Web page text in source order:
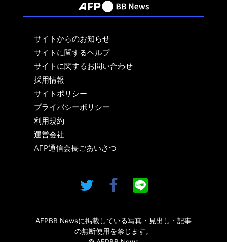
サイトからのお知らせ
サイトに関するヘルプ
サイトに関するお問い合わせ
採用情報
サイトポリシー
プライバシーポリシー
利用規約
運営会社
AFP通信会長ごあいさつ
AFPBB Newsに掲載している写真・見出し・記事
の無断使用を禁じます。